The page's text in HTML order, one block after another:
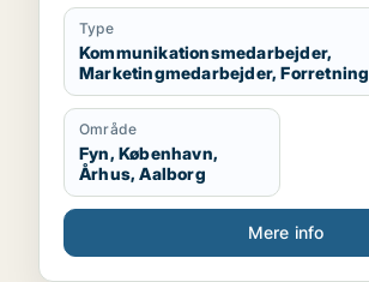
Type
Kommunikationsmedarbejder,
Marketingmedarbejder,
Område
Fyn, København,
Århus, Aalborg
Mere info